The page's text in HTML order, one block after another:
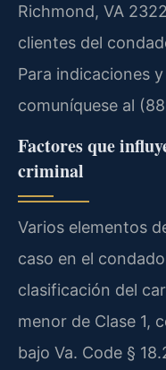
Richmond, VA
clientes del
Para indicaciones
comuníquese al
Factores que
criminal
Varios elementos
caso en el
clasificación del
menor de Clase 1,
bajo Va. Code §